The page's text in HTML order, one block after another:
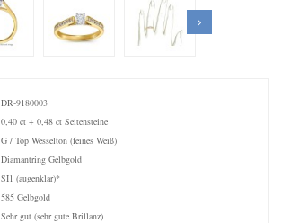
DR-9180003
0,40 ct + 0,48 ct Seitensteine
G / Top Wesselton (feines Weiß)
Diamantring Gelbgold
SI1 (augenklar)*
585 Gelbgold
Sehr gut (sehr gute Brillanz)